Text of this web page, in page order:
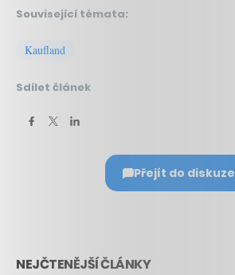
Související témata:
Kaufland
Sdílet článek
Přejít do diskuze
NEJČTENĚJŠÍ ČLÁNKY